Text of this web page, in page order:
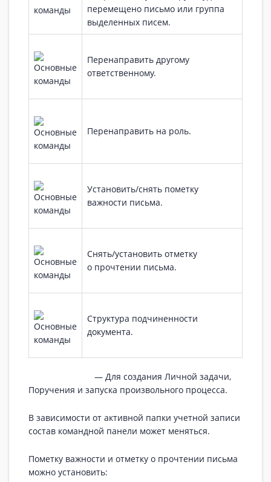
перемещено письмо или группа
выделенных писем.
Перенаправить другому
ответственному.
Перенаправить на роль.
Установить/снять пометку
важности письма.
Снять/установить отметку
о прочтении письма.
Структура подчиненности
документа.
— Для создания Личной задачи,
Поручения и запуска произвольного процесса.
В зависимости от активной папки учетной записи
состав командной панели может меняться.
Пометку важности и отметку о прочтении письма
можно установить: